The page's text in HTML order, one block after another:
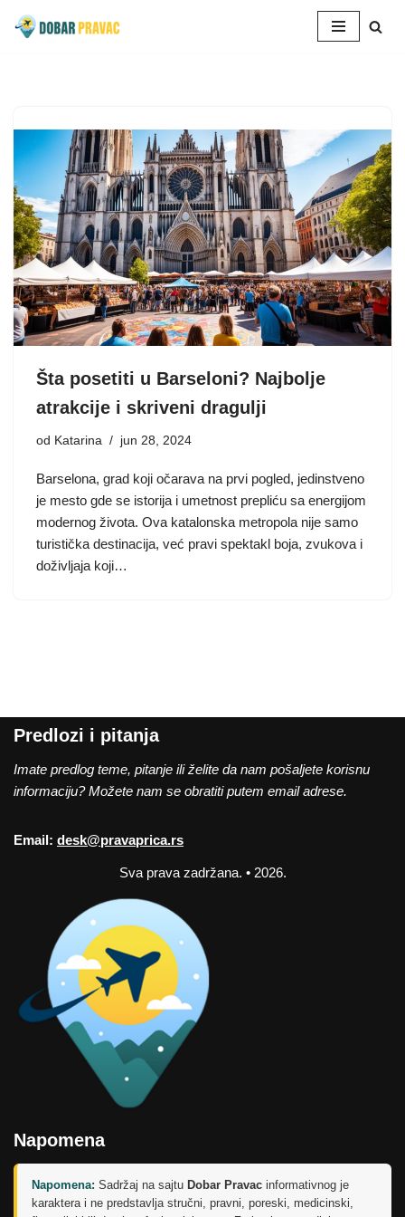
Šta posetiti u Barseloni? Najbolje
atrakcije i skriveni dragulji
od Katarina jun 28, 2024
Barselona, grad koji očarava na prvi pogled, jedinstveno
je mesto gde se istorija i umetnost prepliću sa energijom
modernog života. Ova katalonska metropola nije samo
turistička destinacija, već pravi spektakl boja, zvukova i
doživljaja koji…
Predlozi i pitanja
Imate predlog teme, pitanje ili želite da nam pošaljete korisnu
informaciju? Možete nam se obratiti putem email adrese.
Email: desk@pravaprica.rs
Sva prava zadržana. • 2026.
Napomena
Napomena: Sadržaj na sajtu Dobar Pravac informativnog je
karaktera i ne predstavlja stručni, pravni, poreski, medicinski,